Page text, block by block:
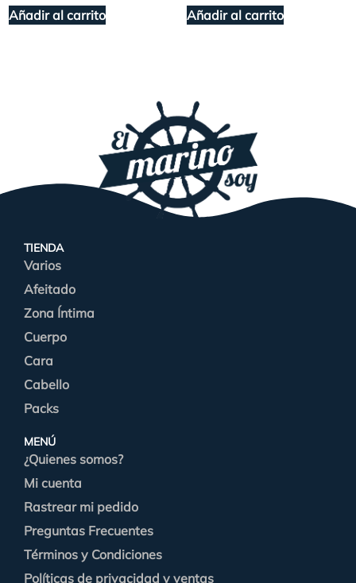
Añadir al carrito Añadir al carrito
TIENDA
Varios
Afeitado
Zona Íntima
Cuerpo
Cara
Cabello
Packs
MENÚ
¿Quienes somos?
Mi cuenta
Rastrear mi pedido
Preguntas Frecuentes
Términos y Condiciones
Políticas de privacidad y ventas